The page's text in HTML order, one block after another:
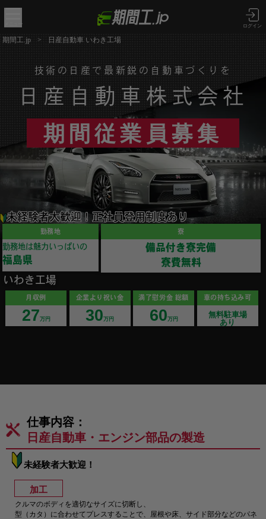
メニュー ログイン
期間工.jp > 日産自動車 いわき工場
技術の日産で最新鋭の自動車づくりを
日産自動車株式会社
期間従業員募集
未経験者大歓迎！正社員登用制度あり
勤務地
勤務地は魅力いっぱいの
福島県
寮
備品付き寮完備
寮費無料
いわき工場
月収例
27万円
企業より祝い金
30万円
満了慰労金 総額
60万円
車の持ち込み可
無料駐車場
あり
仕事内容：
日産自動車・エンジン部品の製造
未経験者大歓迎！
加工
クルマのボディを適切なサイズに切断し、
型（カタ）に合わせてプレスすることで、屋根や床、サイド部分などのパネ